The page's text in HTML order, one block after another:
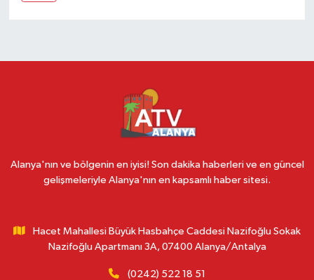
Alanya'nın ve bölgenin en iyisi! Son dakika haberleri ve en güncel
gelişmeleriyle Alanya'nın en kapsamlı haber sitesi.
Hacet Mahallesi Büyük Hasbahçe Caddesi Nazifoğlu Sokak
Nazifoğlu Apartmanı 3A, 07400 Alanya/Antalya
(0242) 522 18 51